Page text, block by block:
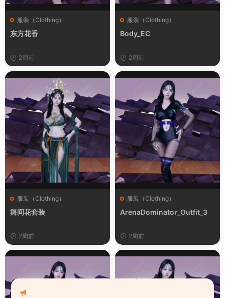
服装（Clothing）
东方花香
2周前
服装（Clothing）
Body_EC
2周前
服装（Clothing）
舞间花套装
2周前
服装（Clothing）
ArenaDominator_Outfit_3
2周前